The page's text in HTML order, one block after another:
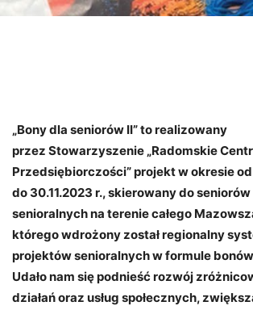
„Bony dla seniorów II” to realizowany
przez Stowarzyszenie „Radomskie
Przedsiębiorczości” projekt w okresie od
do 30.11.2023 r., skierowany do
senioralnych na terenie całego
którego wdrożony został regionalny
projektów senioralnych w formule
Udało nam się podnieść rozwój
działań oraz usług społecznych,